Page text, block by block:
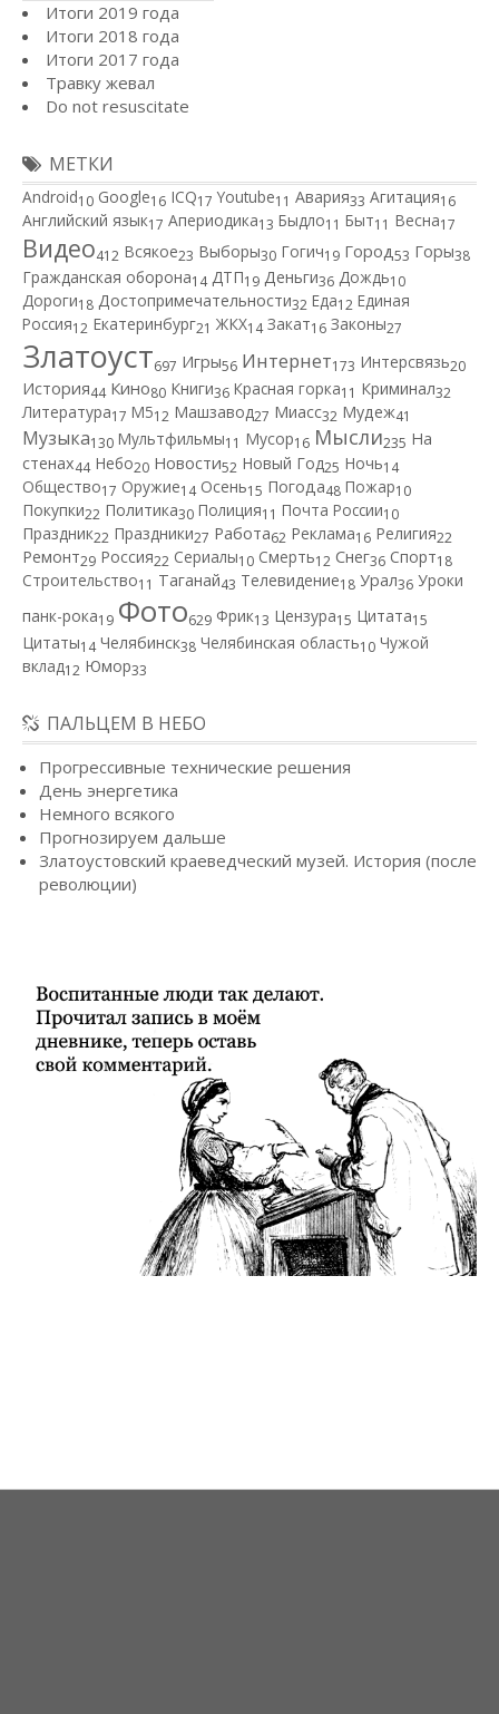
Итоги 2019 года
Итоги 2018 года
Итоги 2017 года
Травку жевал
Do not resuscitate
МЕТКИ
Android10 Google16 ICQ17 Youtube11 Авария33 Агитация16
Английский язык17 Апериодика13 Быдло11 Быт11 Весна17
Видео412 Всякое23 Выборы30 Гогич19 Город53 Горы38
Гражданская оборона14 ДТП19 Деньги36 Дождь10
Дороги18 Достопримечательности32 Еда12 Единая
Россия12 Екатеринбург21 ЖКХ14 Закат16 Законы27
Златоуст697 Игры56 Интернет173 Интерсвязь20
История44 Кино80 Книги36 Красная горка11 Криминал32
Литература17 М512 Машзавод27 Миасс32 Мудеж41
Музыка130 Мультфильмы11 Мусор16 Мысли235 На
стенах44 Небо20 Новости52 Новый Год25 Ночь14
Общество17 Оружие14 Осень15 Погода48 Пожар10
Покупки22 Политика30 Полиция11 Почта России10
Праздник22 Праздники27 Работа62 Реклама16 Религия22
Ремонт29 Россия22 Сериалы10 Смерть12 Снег36 Спорт18
Строительство11 Таганай43 Телевидение18 Урал36 Уроки
панк-рока19 Фото629 Фрик13 Цензура15 Цитата15
Цитаты14 Челябинск38 Челябинская область10 Чужой
вклад12 Юмор33
ПАЛЬЦЕМ В НЕБО
Прогрессивные технические решения
День энергетика
Немного всякого
Прогнозируем дальше
Златоустовский краеведческий музей. История (после
революции)